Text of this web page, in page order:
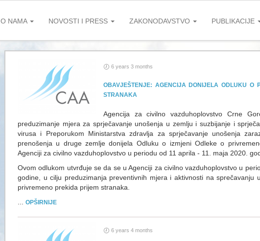
O NAMA NOVOSTI I PRESS ZAKONODAVSTVO PUBLIKACIJE
6 years 3 months
OBAVJEŠTENJE: AGENCIJA DONIJELA ODLUKU O
STRANAKA
Agencija za civilno vazduhoplovstvo Crne
preduzimanje mjera za sprječavanje unošenja u zemlju i suzbijanje i
virusa i Preporukom Ministarstva zdravlja za sprječavanje unošenja
prenošenja u druge zemlje donijela Odluku o izmjeni Odleke o
Agenciji za civilno vazduhoplovstvo u periodu od 11 aprila - 11. maja 2020.
Ovom odlukom utvrđuje se da se u Agenciji za civilno vazduhoplovstvo u
godine, u cilju preduzimanja preventivnih mjera i aktivnosti na sprečavanju
privremeno prekida prijem stranaka.
OPŠIRNIJE
6 years 4 months